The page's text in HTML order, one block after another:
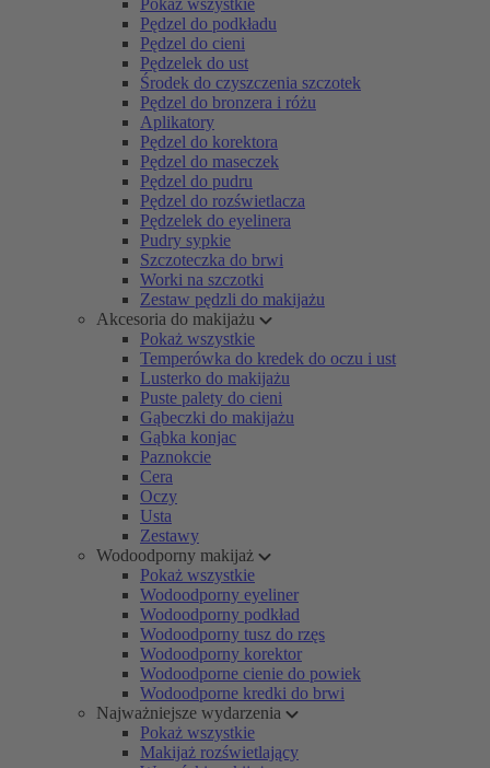
Pokaż wszystkie
Pędzel do podkładu
Pędzel do cieni
Pędzelek do ust
Środek do czyszczenia szczotek
Pędzel do bronzera i różu
Aplikatory
Pędzel do korektora
Pędzel do maseczek
Pędzel do pudru
Pędzel do rozświetlacza
Pędzelek do eyelinera
Pudry sypkie
Szczoteczka do brwi
Worki na szczotki
Zestaw pędzli do makijażu
Akcesoria do makijażu
Pokaż wszystkie
Temperówka do kredek do oczu i ust
Lusterko do makijażu
Puste palety do cieni
Gąbeczki do makijażu
Gąbka konjac
Paznokcie
Cera
Oczy
Usta
Zestawy
Wodoodporny makijaż
Pokaż wszystkie
Wodoodporny eyeliner
Wodoodporny podkład
Wodoodporny tusz do rzęs
Wodoodporny korektor
Wodoodporne cienie do powiek
Wodoodporne kredki do brwi
Najważniejsze wydarzenia
Pokaż wszystkie
Makijaż rozświetlający